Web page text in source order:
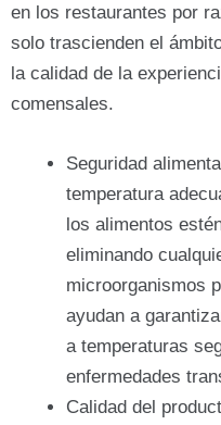
en los restaurantes por
solo trascienden el
la calidad de la
comensales.
Seguridad
temperatura
los alimentos
eliminando
microorganismos
ayudan a
a temperaturas
enfermedades
Calidad del